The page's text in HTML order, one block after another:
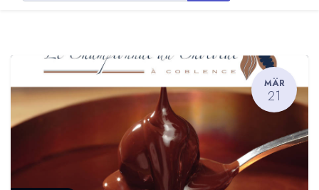
MÄR
21